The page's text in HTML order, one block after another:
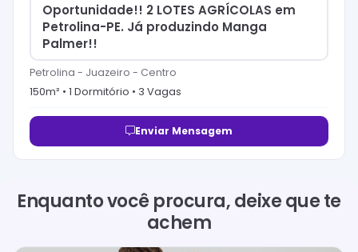
Oportunidade!! 2 LOTES AGRÍCOLAS em
Petrolina-PE. Já produzindo Manga
Palmer!!
Petrolina - Juazeiro - Centro
150m² • 1 Dormitório • 3 Vagas
Enviar Mensagem
Enquanto você procura, deixe que te
achem